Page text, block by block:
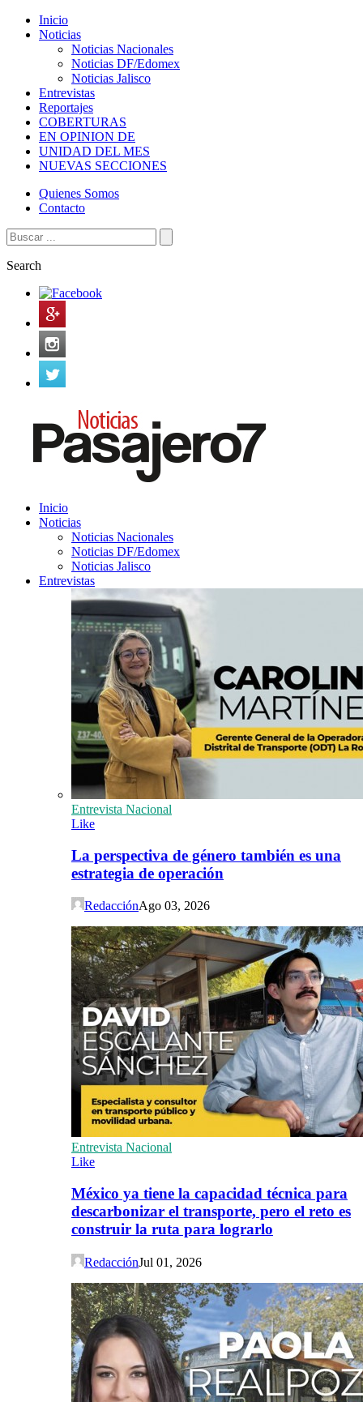
Inicio
Noticias
Noticias Nacionales
Noticias DF/Edomex
Noticias Jalisco
Entrevistas
Reportajes
COBERTURAS
EN OPINION DE
UNIDAD DEL MES
NUEVAS SECCIONES
Quienes Somos
Contacto
Search
Inicio
Noticias
Noticias Nacionales
Noticias DF/Edomex
Noticias Jalisco
Entrevistas
Entrevista Nacional
Like
La perspectiva de género también es una
estrategia de operación
RedacciónAgo 03, 2026
Entrevista Nacional
Like
México ya tiene la capacidad técnica para
descarbonizar el transporte, pero el reto es
construir la ruta para lograrlo
RedacciónJul 01, 2026